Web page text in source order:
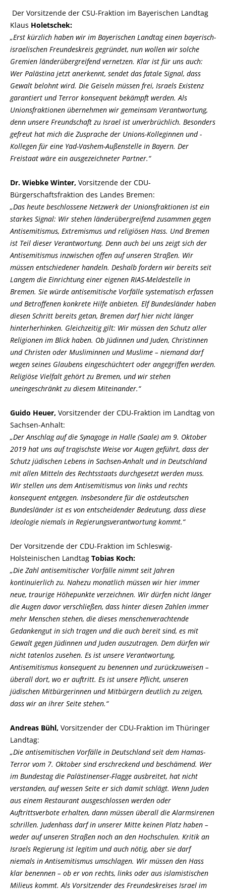
Der Vorsitzende der CSU-Fraktion im Bayerischen Landtag
Klaus Holetschek:
Erst kürzlich haben wir im Bayerischen Landtag einen bayerisch-
israelischen Freundeskreis gegründet, nun wollen wir solche
Gremien länderübergreifend vernetzen. Klar ist für uns auch:
Wer Palästina jetzt anerkennt, sendet das fatale Signal, dass
Gewalt belohnt wird. Die Geiseln müssen frei, Israels Existenz
garantiert und Terror konsequent bekämpft werden. Als
Unionsfraktionen übernehmen wir gemeinsam Verantwortung,
denn unsere Freundschaft zu Israel ist unverbrüchlich. Besonders
gefreut hat mich die Zusprache der Unions-Kolleginnen und -
Kollegen für eine Yad-Vashem-Außenstelle in Bayern. Der
Freistaat wäre ein ausgezeichneter Partner.“
Dr. Wiebke Winter, Vorsitzende der CDU-
Bürgerschaftsfraktion des Landes Bremen:
Das heute beschlossene Netzwerk der Unionsfraktionen ist ein
starkes Signal: Wir stehen länderübergreifend zusammen gegen
Antisemitismus, Extremismus und religiösen Hass. Und Bremen
ist Teil dieser Verantwortung. Denn auch bei uns zeigt sich der
Antisemitismus inzwischen offen auf unseren Straßen. Wir
müssen entschiedener handeln. Deshalb fordern wir bereits seit
Langem die Einrichtung einer eigenen RIAS-Meldestelle in
Bremen. Sie würde antisemitische Vorfälle systematisch erfassen
und Betroffenen konkrete Hilfe anbieten. Elf Bundesländer haben
diesen Schritt bereits getan, Bremen darf hier nicht länger
hinterherhinken. Gleichzeitig gilt: Wir müssen den Schutz aller
Religionen im Blick haben. Ob Jüdinnen und Juden, Christinnen
und Christen oder Musliminnen und Muslime – niemand darf
wegen seines Glaubens eingeschüchtert oder angegriffen werden.
Religiöse Vielfalt gehört zu Bremen, und wir stehen
uneingeschränkt zu diesem Miteinander.“
Guido Heuer, Vorsitzender der CDU-Fraktion im Landtag von
Sachsen-Anhalt:
Der Anschlag auf die Synagoge in Halle (Saale) am 9. Oktober
2019 hat uns auf tragischste Weise vor Augen geführt, dass der
Schutz jüdischen Lebens in Sachsen-Anhalt und in Deutschland
mit allen Mitteln des Rechtsstaats durchgesetzt werden muss.
Wir stellen uns dem Antisemitismus von links und rechts
konsequent entgegen. Insbesondere für die ostdeutschen
Bundesländer ist es von entscheidender Bedeutung, dass diese
Ideologie niemals in Regierungsverantwortung kommt.“
Der Vorsitzende der CDU-Fraktion im Schleswig-
Holsteinischen Landtag Tobias Koch:
Die Zahl antisemitischer Vorfälle nimmt seit Jahren
kontinuierlich zu. Nahezu monatlich müssen wir hier immer
neue, traurige Höhepunkte verzeichnen. Wir dürfen nicht länger
die Augen davor verschließen, dass hinter diesen Zahlen immer
mehr Menschen stehen, die dieses menschenverachtende
Gedankengut in sich tragen und die auch bereit sind, es mit
Gewalt gegen Jüdinnen und Juden auszutragen. Dem dürfen wir
nicht tatenlos zusehen. Es ist unsere Verantwortung,
Antisemitismus konsequent zu benennen und zurückzuweisen –
überall dort, wo er auftritt. Es ist unsere Pflicht, unseren
jüdischen Mitbürgerinnen und Mitbürgern deutlich zu zeigen,
dass wir an ihrer Seite stehen.“
Andreas Bühl, Vorsitzender der CDU-Fraktion im Thüringer
Landtag:
Die antisemitischen Vorfälle in Deutschland seit dem Hamas-
Terror vom 7. Oktober sind erschreckend und beschämend. Wer
im Bundestag die Palästinenser-Flagge ausbreitet, hat nicht
verstanden, auf wessen Seite er sich damit schlägt. Wenn Juden
aus einem Restaurant ausgeschlossen werden oder
Auftrittsverbote erhalten, dann müssen überall die Alarmsirenen
schrillen. Judenhass darf in unserer Mitte keinen Platz haben –
weder auf unseren Straßen noch an den Hochschulen. Kritik an
Israels Regierung ist legitim und auch nötig, aber sie darf
niemals in Antisemitismus umschlagen. Wir müssen den Hass
klar benennen – ob er von rechts, links oder aus islamistischen
Milieus kommt. Als Vorsitzender des Freundeskreises Israel im